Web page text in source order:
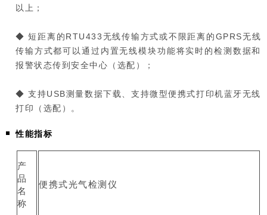
以上；
◆ 短距离的RTU433无线传输方式或不限距离的GPRS无线
传输方式都可以通过内置无线模块功能将实时的检测数据和
报警状态传到安全中心（选配）；
◆ 支持USB测量数据下载、支持微型便携式打印机蓝牙无线
打印（选配）。
性能指标
产
品
名
称
便携式光气检测仪